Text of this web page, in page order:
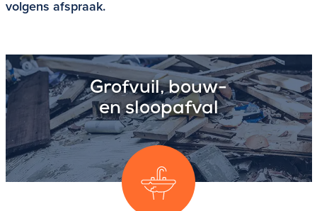
volgens afspraak.
Grofvuil, bouw-
en sloopafval